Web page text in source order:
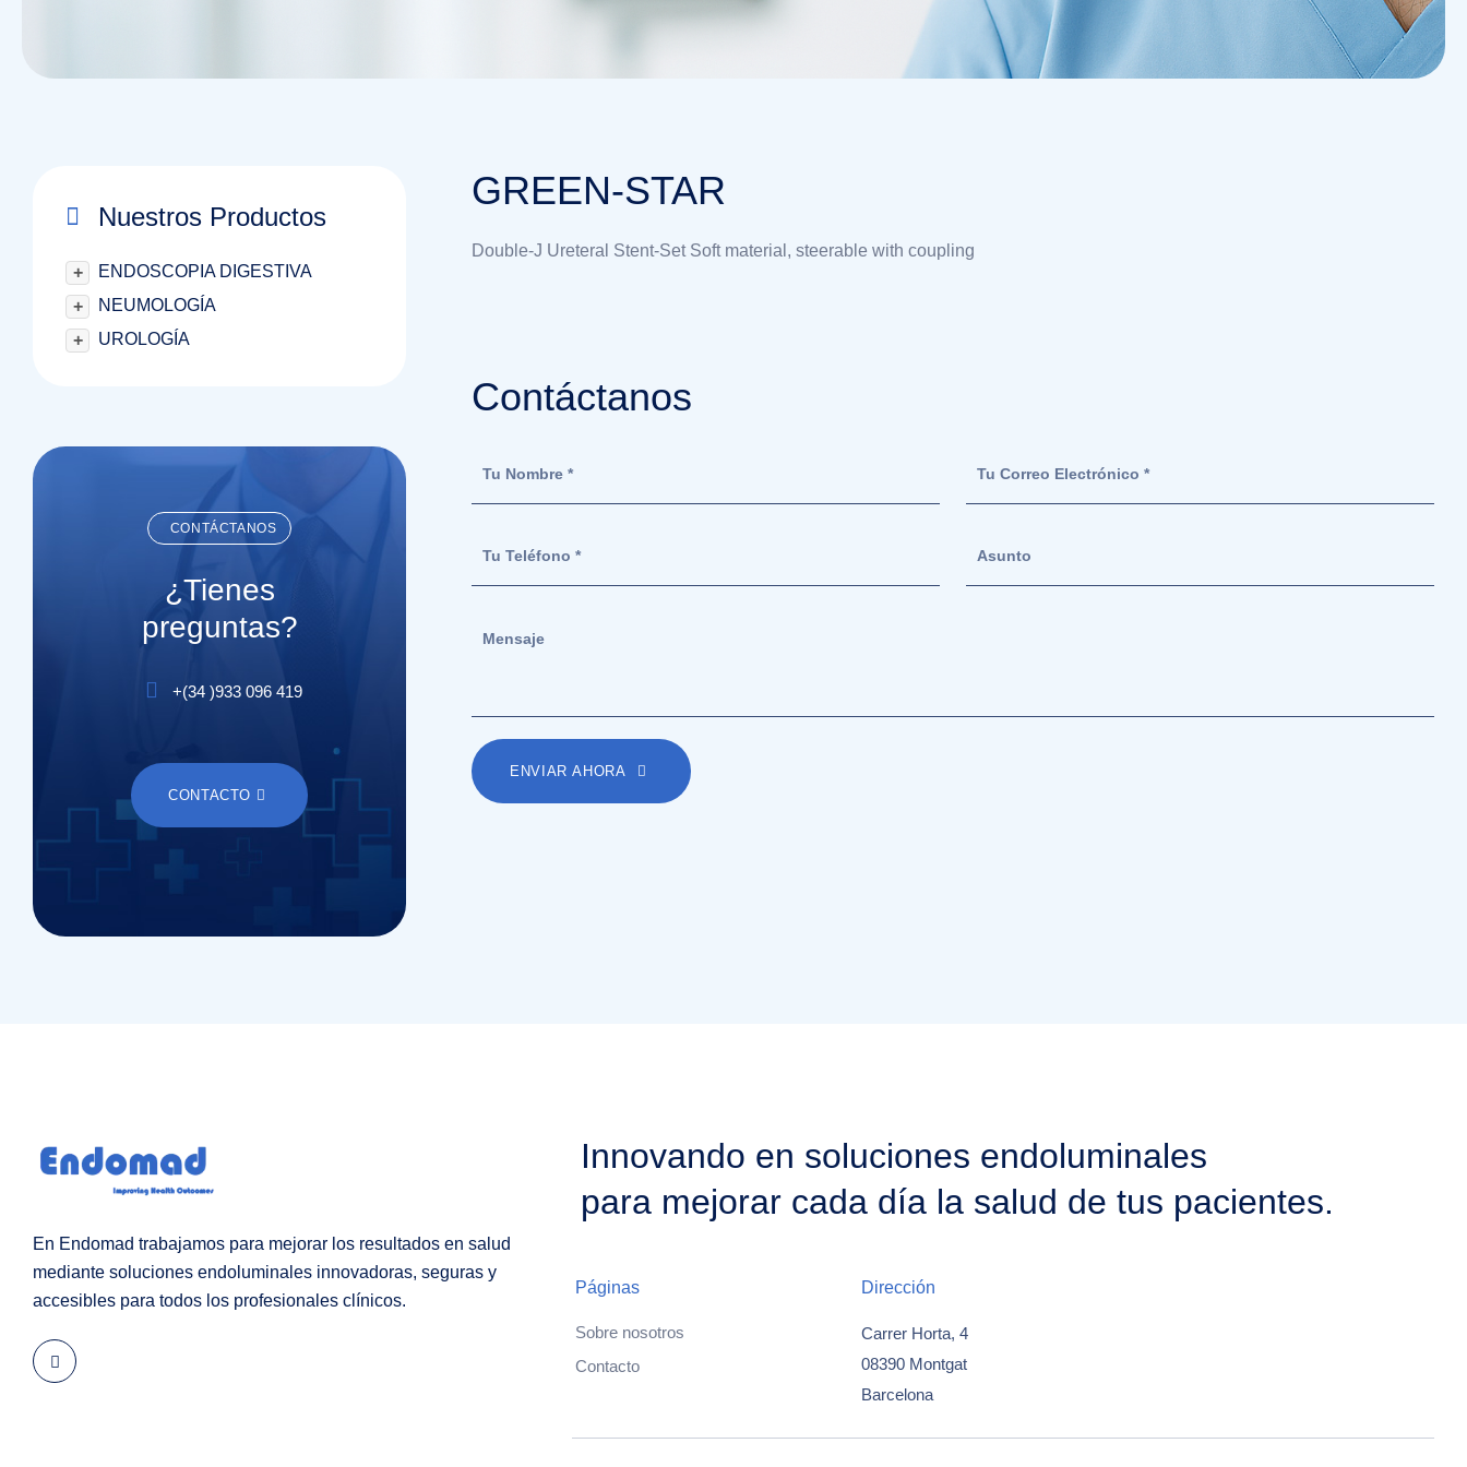
GREEN-STAR
Double-J Ureteral Stent-Set Soft material, steerable with coupling
Contáctanos
ENVIAR AHORA
Nuestros Productos
+
ENDOSCOPIA DIGESTIVA
+
NEUMOLOGÍA
+
UROLOGÍA
CONTÁCTANOS
¿Tienes
preguntas?
+(34)933 096 419
CONTACTO
Innovando en soluciones endoluminales
para mejorar cada día la salud de tus pacientes.
En Endomad trabajamos para mejorar los resultados en salud
mediante soluciones endoluminales innovadoras, seguras y
accesibles para todos los profesionales clínicos.
Páginas
Sobre nosotros
Contacto
Dirección
Carrer Horta, 4
08390 Montgat
Barcelona